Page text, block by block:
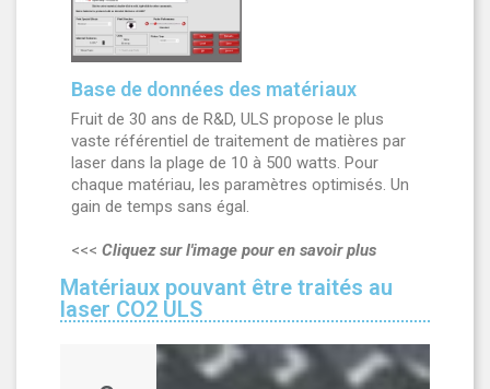
Base de données des matériaux
Fruit de 30 ans de R&D, ULS propose le plus
vaste référentiel de traitement de matières par
laser dans la plage de 10 à 500 watts. Pour
chaque matériau, les paramètres optimisés. Un
gain de temps sans égal.
<<< Cliquez sur l'image pour en savoir plus
Matériaux pouvant être traités au
laser CO2 ULS